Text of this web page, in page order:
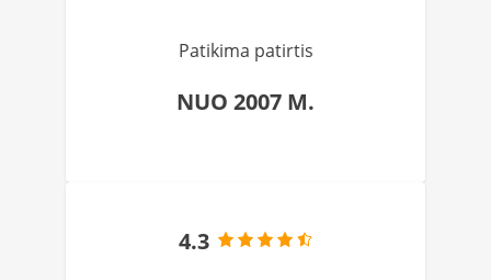
Patikima patirtis
NUO 2007 M.
4.3